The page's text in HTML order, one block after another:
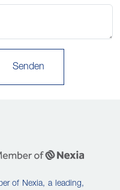
Senden
of Nexia, a leading,